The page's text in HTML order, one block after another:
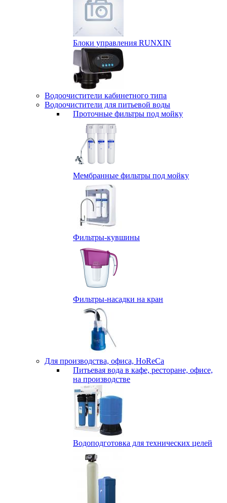
Блоки управления RUNXIN
Водоочистители кабинетного типа
Водоочистители для питьевой воды
Проточные фильтры под мойку
Мембранные фильтры под мойку
Фильтры-кувшины
Фильтры-насадки на кран
Для производства, офиса, HoReCa
Питьевая вода в кафе, ресторане, офисе,
на производстве
Водоподготовка для технических целей